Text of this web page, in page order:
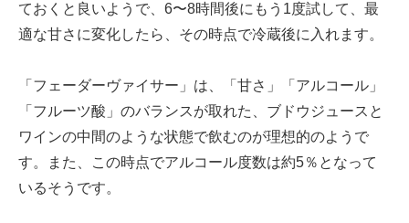
ておくと良いようで、6〜8時間後にもう1度試して、最
適な甘さに変化したら、その時点で冷蔵後に入れます。
「フェーダーヴァイサー」は、「甘さ」「アルコール」
「フルーツ酸」のバランスが取れた、ブドウジュースと
ワインの中間のような状態で飲むのが理想的のようで
す。また、この時点でアルコール度数は約5％となって
いるそうです。